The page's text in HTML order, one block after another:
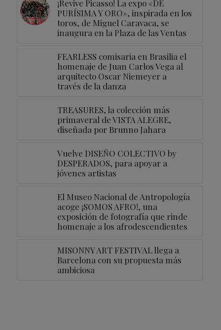
¡Revive Picasso! La expo «DE
PURÍSIMA Y ORO», inspirada en los
toros, de Miguel Caravaca, se
inaugura en la Plaza de las Ventas
FEARLESS comisaria en Brasilia el
homenaje de Juan Carlos Vega al
arquitecto Oscar Niemeyer a
través de la danza
TREASURES, la colección más
primaveral de VISTA ALEGRE,
diseñada por Brunno Jahara
Vuelve DISEÑO COLECTIVO by
DESPERADOS, para apoyar a
jóvenes artistas
El Museo Nacional de Antropología
acoge ¡SOMOS AFRO!, una
exposición de fotografía que rinde
homenaje a los afrodescendientes
MISONNY ART FESTIVAL llega a
Barcelona con su propuesta más
ambiciosa